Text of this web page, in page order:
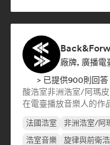
廠牌, 廣播電
> 已提供900則回答
酸浩室非洲浩室/阿瑪
在電臺播放音樂人的作
法國浩室 非洲浩室/阿
浩室音樂
旋律與前衛